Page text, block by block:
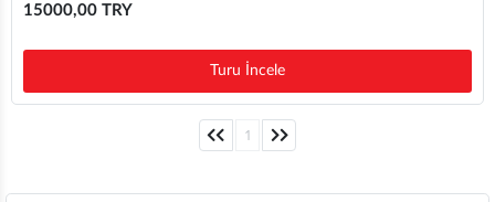
15000,00 TRY
Turu İncele
1